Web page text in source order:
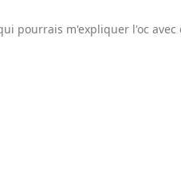
pourrais m'expliquer l'oc avec